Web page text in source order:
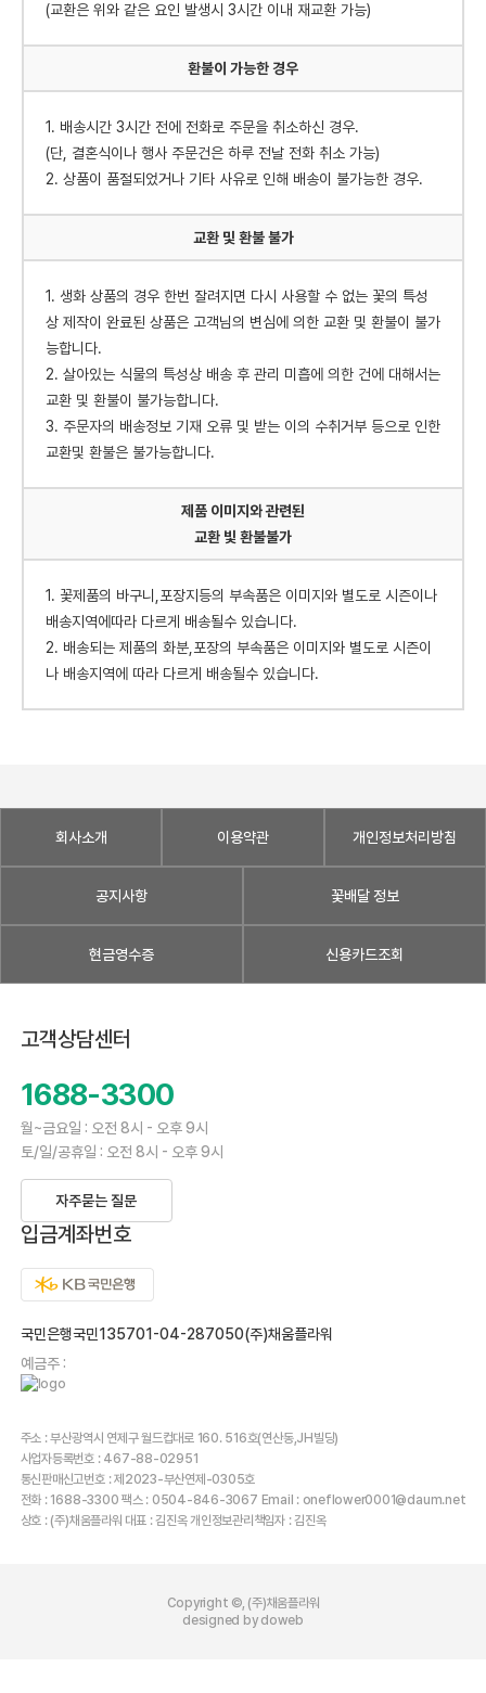
(교환은 위와 같은 요인 발생시 3시간 이내 재교환 가능)
환불이 가능한 경우
1. 배송시간 3시간 전에 전화로 주문을 취소하신 경우.
(단, 결혼식이나 행사 주문건은 하루 전날 전화 취소 가능)
2. 상품이 품절되었거나 기타 사유로 인해 배송이 불가능한 경우.
교환 및 환불 불가
1. 생화 상품의 경우 한번 잘려지면 다시 사용할 수 없는 꽃의 특성
상 제작이 완료된 상품은 고객님의 변심에 의한 교환 및 환불이 불가
능합니다.
2. 살아있는 식물의 특성상 배송 후 관리 미흡에 의한 건에 대해서는
교환 및 환불이 불가능합니다.
3. 주문자의 배송정보 기재 오류 및 받는 이의 수취거부 등으로 인한
교환및 환불은 불가능합니다.
제품 이미지와 관련된
교환 빛 환불불가
1. 꽃제품의 바구니,포장지등의 부속품은 이미지와 별도로 시즌이나
배송지역에따라 다르게 배송될수 있습니다.
2. 배송되는 제품의 화분,포장의 부속품은 이미지와 별도로 시즌이
나 배송지역에 따라 다르게 배송될수 있습니다.
회사소개 이용약관 개인정보처리방침
공지사항 꽃배달 정보
현금영수증 신용카드조회
고객상담센터
1688-3300
월~금요일 : 오전 8시 - 오후 9시
토/일/공휴일 : 오전 8시 - 오후 9시
자주묻는 질문
입금계좌번호
국민은행국민135701-04-287050(주)채움플라워
예금주 :
주소 : 부산광역시 연제구 월드컵대로 160. 516호(연산동,JH빌딩)
사업자등록번호 : 467-88-02951
통신판매신고번호 : 제2023-부산연제-0305호
전화 : 1688-3300 팩스 : 0504-846-3067 Email : oneflower0001@daum.net
상호 : (주)채움플라워 대표 : 김진옥 개인정보관리책임자 : 김진옥
Copyright ©, (주)채움플라워
designed by doweb